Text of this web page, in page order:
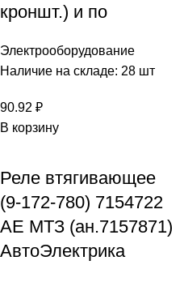
кроншт.) и по
Электрооборудование
Наличие на складе: 28 шт
90.92 ₽
В корзину
Реле втягивающее
(9-172-780) 7154722
AE МТЗ (ан.7157871)
АвтоЭлектрика